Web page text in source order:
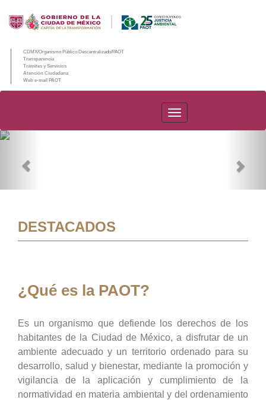
CDMX/Organismo Público Descentralizado/PAOT
Transparencia
Trámites y Servicios
Atención Ciudadana
Web e-mail PAOT
PAOT
DESTACADOS
¿Qué es la PAOT?
Es un organismo que defiende los derechos de los
habitantes de la Ciudad de México, a disfrutar de un
ambiente adecuado y un territorio ordenado para su
desarrollo, salud y bienestar, mediante la promoción y
vigilancia de la aplicación y cumplimiento de la
normatividad en materia ambiental y del ordenamiento